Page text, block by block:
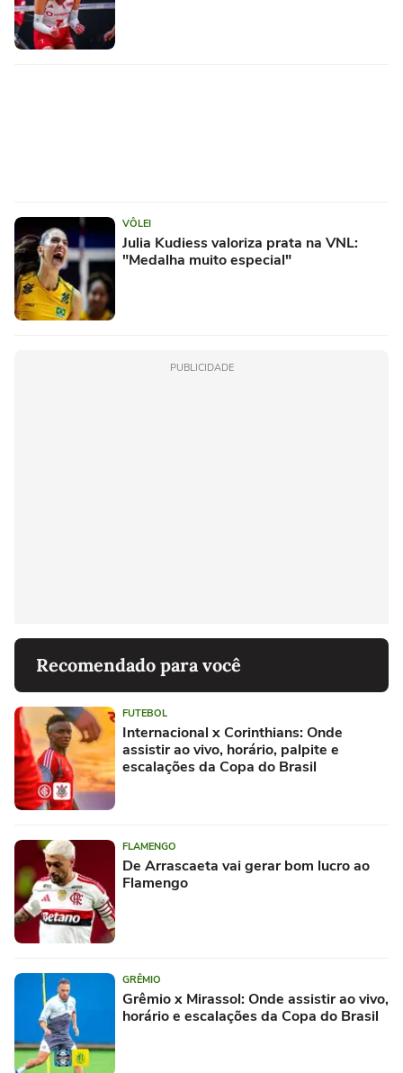
VÔLEI
Julia Kudiess valoriza prata na VNL:
"Medalha muito especial"
PUBLICIDADE
Recomendado para você
FUTEBOL
Internacional x Corinthians: Onde
assistir ao vivo, horário, palpite e
escalações da Copa do Brasil
FLAMENGO
De Arrascaeta vai gerar bom lucro ao
Flamengo
GRÊMIO
Grêmio x Mirassol: Onde assistir ao vivo,
horário e escalações da Copa do Brasil